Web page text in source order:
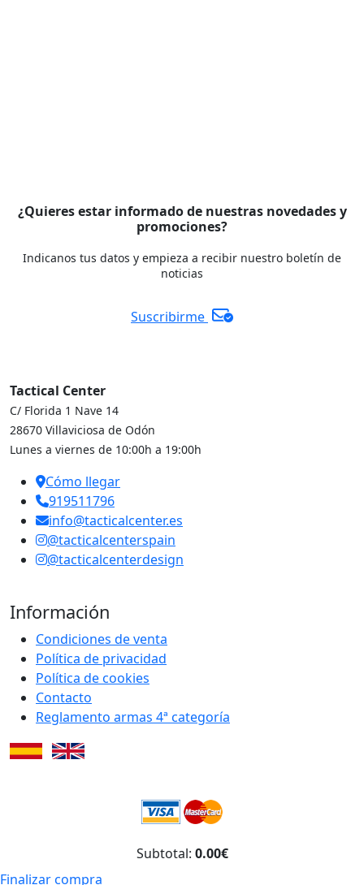
¿Quieres estar informado de nuestras novedades y
promociones?
Indicanos tus datos y empieza a recibir nuestro boletín de
noticias
Suscribirme
Tactical Center
C/ Florida 1 Nave 14
28670 Villaviciosa de Odón
Lunes a viernes de 10:00h a 19:00h
Cómo llegar
919511796
info@tacticalcenter.es
@tacticalcenterspain
@tacticalcenterdesign
Información
Condiciones de venta
Política de privacidad
Política de cookies
Contacto
Reglamento armas 4ª categoría
Subtotal: 0.00€
Finalizar compra